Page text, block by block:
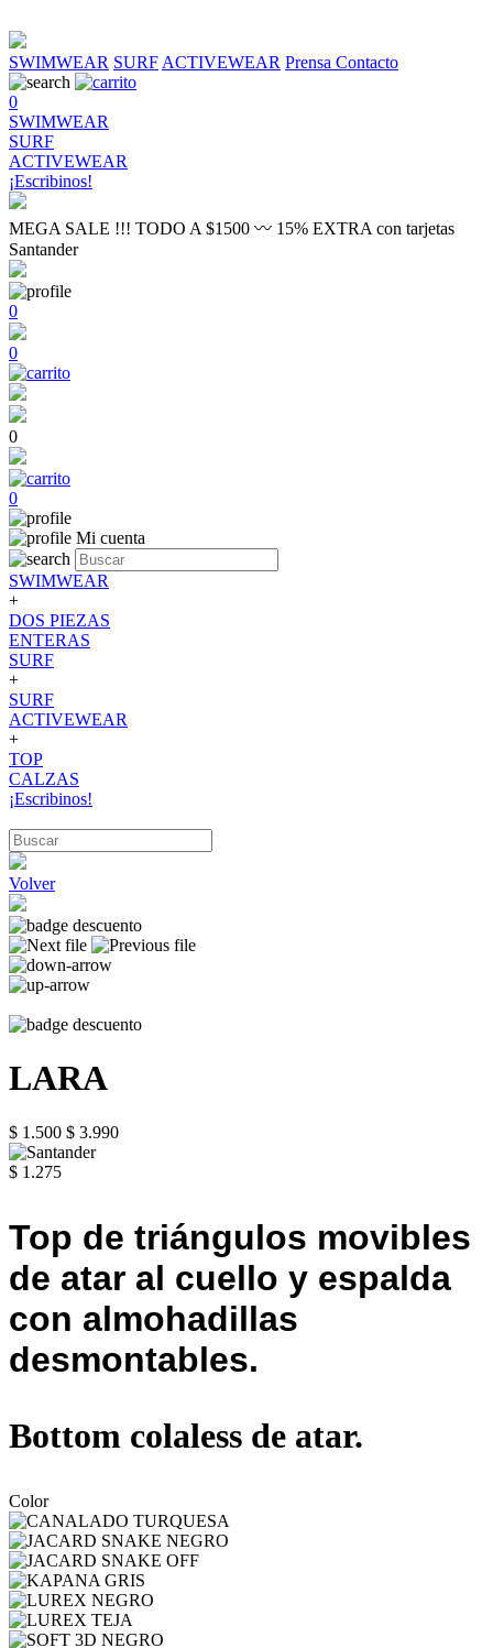
SWIMWEAR SURF ACTIVEWEAR Prensa Contacto
0
SWIMWEAR
SURF
ACTIVEWEAR
¡Escribinos!
MEGA SALE !!! TODO A $1500 〰 15% EXTRA con tarjetas
Santander
0
0
0
0
Mi cuenta
SWIMWEAR
+
DOS PIEZAS
ENTERAS
SURF
+
SURF
ACTIVEWEAR
+
TOP
CALZAS
¡Escribinos!
Volver
LARA
$ 1.500 $ 3.990
$ 1.275
Top de triángulos movibles
de atar al cuello y espalda
con almohadillas
desmontables.
Bottom colaless de atar.
Color